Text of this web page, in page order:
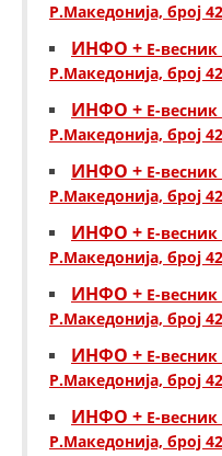
Р.Македонија, број
ИНФО + Е-
Р.Македонија, број
ИНФО + Е-
Р.Македонија, број
ИНФО + Е-
Р.Македонија, број
ИНФО + Е-
Р.Македонија, број
ИНФО + Е-
Р.Македонија, број
ИНФО + Е-
Р.Македонија, број
ИНФО + Е-
Р.Македонија, број